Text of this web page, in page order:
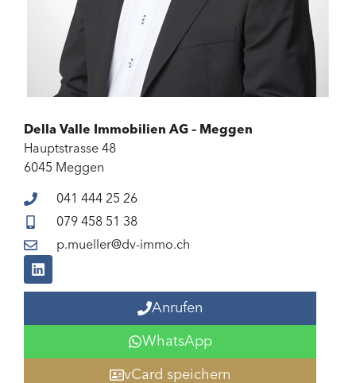
Della Valle Immobilien AG – Meggen
Hauptstrasse 48
6045 Meggen
041 444 25 26
079 458 51 38
p.mueller@dv-immo.ch
Anrufen
WhatsApp
vCard speichern